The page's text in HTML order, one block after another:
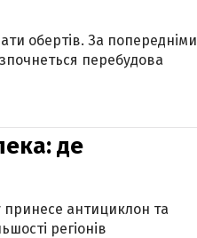
обертів. За попередніми
перебудова
де
принесе антициклон та
регіонів